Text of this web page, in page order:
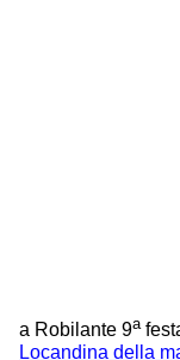
a Robilante 9a
Locandina della